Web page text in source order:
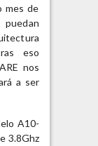
mes de
eso
nos
a ser
A10-
3.8Ghz